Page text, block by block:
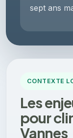
sept ans
CONTEXTE
Les
pour
Vannes